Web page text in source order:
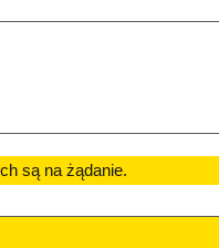
są na żądanie.